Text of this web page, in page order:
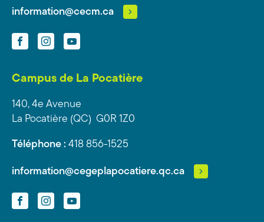
information@cecm.ca
FacebookInstagramYouTube
Campus de La Pocatière
140, 4e Avenue
La Pocatière (QC) G0R 1Z0
Téléphone : 418 856-1525
information@cegeplapocatiere.qc.ca
FacebookInstagramYouTube